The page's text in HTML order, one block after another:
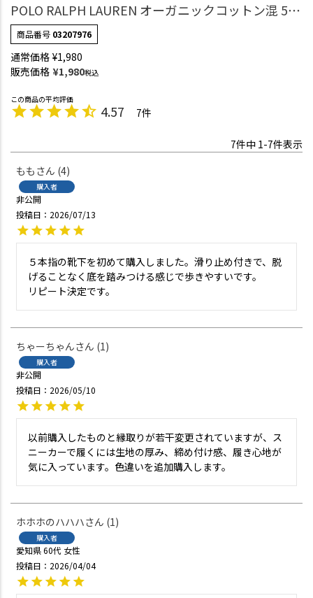
POLO RALPH LAUREN オーガニックコットン混 5本
指 フットカバー かかと滑り止め付き レディース
03207976
商品番号 03207976
通常価格 ¥1,980
販売価格 ¥1,980税込
4.57 7
7件中 1-7件表示
もも
4
購入者
非公開
投稿日
2026/07/13
５本指の靴下を初めて購入しました。滑り止め付きで、脱
げることなく底を踏みつける感じで歩きやすいです。
リピート決定です。
ちゃーちゃん 1
購入者
非公開
投稿日
2026/05/10
以前購入したものと縁取りが若干変更されていますが、ス
ニーカーで履くには生地の厚み、締め付け感、履き心地が
ホホホのハハハ 1
購入者
愛知県60代 女性
投稿日
2026/04/04